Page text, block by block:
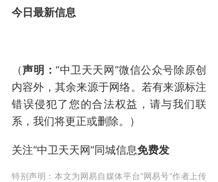
今日最新信息
（声明： “中卫天天网”微信公众号除原创
内容外，其余来源于网络。若有来源标注
错误侵犯了您的合法权益，请与我们联
系，我们将更正或删除。）
关注“中卫天天网”同城信息免费发
特别声明：本文为网易自媒体平台“网易号”作者上传